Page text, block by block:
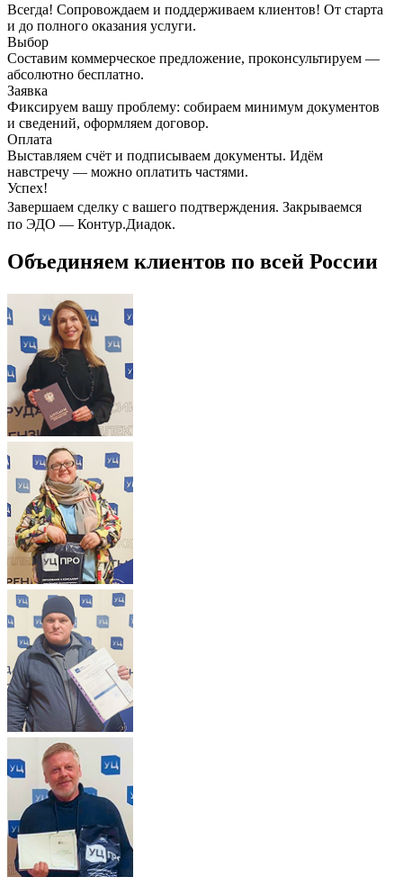
Всегда! Сопровождаем и поддерживаем клиентов! От старта
и до полного оказания услуги.
Выбор
Составим коммерческое предложение, проконсультируем —
абсолютно бесплатно.
Заявка
Фиксируем вашу проблему: собираем минимум документов
и сведений, оформляем договор.
Оплата
Выставляем счёт и подписываем документы. Идём
навстречу — можно оплатить частями.
Успех!
Завершаем сделку с вашего подтверждения. Закрываемся
по ЭДО — Контур.Диадок.
Объединяем клиентов по всей России